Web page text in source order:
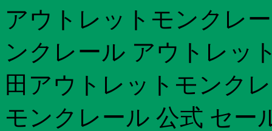
アウトレットモンクレ
ンクレール アウトレッ
田アウトレットモンク
モンクレール 公式 セー